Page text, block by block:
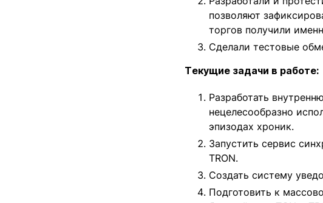
позволяют
торгов получили
Сделали тестовые
Текущие задачи в работе:
Разработать
нецелесообразно
эпизодах хроник.
Запустить сервис
TRON.
Создать систему
Подготовить к